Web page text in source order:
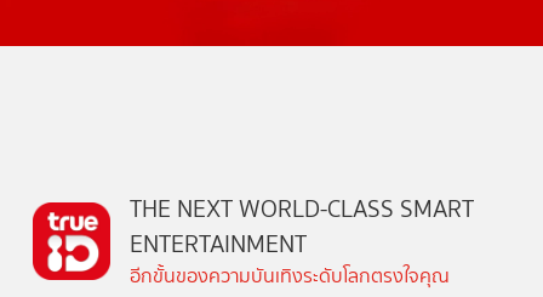
THE NEXT WORLD-CLASS SMART
ENTERTAINMENT
อีกขั้นของความบันเทิงระดับโลกตรงใจคุณ